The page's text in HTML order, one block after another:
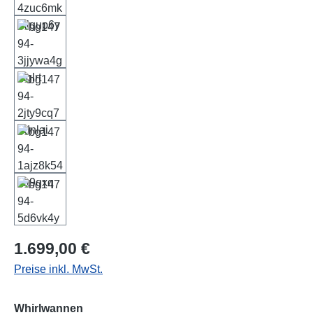
Regulärer Preis:
1.699,00 €
Preise inkl. MwSt.
Whirlwannen